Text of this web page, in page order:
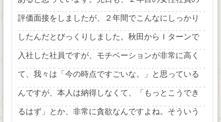
評価面接をしましたが、２年間でこんなにしっかり
したんだとびっくりしました。秋田からＩターンで
入社した社員ですが、モチベーションが非常に高く
て、我々は「今の時点ですごいな。」と思っている
んですが、本人は納得しなくて、「もっとこうでき
るはず」とか、非常に貪欲なんですよね。そういう